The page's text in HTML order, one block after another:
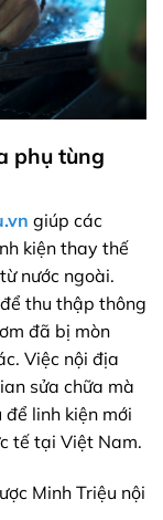
phụ tùng
giúp các
kiện thay thế
nước ngoài.
thu thập thông
đã bị mòn
Việc nội địa
sửa chữa mà
linh kiện mới
tế tại Việt Nam.
Minh Triệu nội